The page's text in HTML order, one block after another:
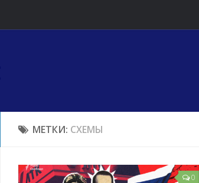
МЕТКИ: СХЕМЫ
0